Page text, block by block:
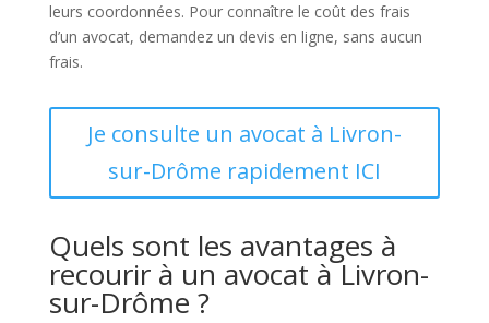
leurs coordonnées. Pour connaître le coût des frais
d’un avocat, demandez un devis en ligne, sans aucun
frais.
Je consulte un avocat à Livron-
sur-Drôme rapidement ICI
Quels sont les avantages à
recourir à un avocat à Livron-
sur-Drôme ?